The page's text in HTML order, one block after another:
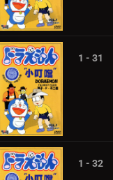
1 - 31
1 - 32